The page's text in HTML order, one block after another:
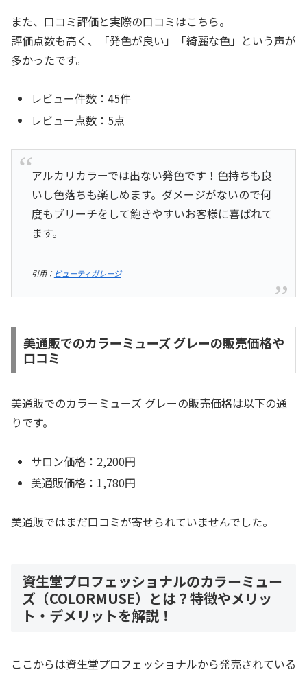
また、口コミ評価と実際の口コミはこちら。
評価点数も高く、「発色が良い」「綺麗な色」という声が
多かったです。
レビュー件数：45件
レビュー点数：5点
アルカリカラーでは出ない発色です！色持ちも良
いし色落ちも楽しめます。ダメージがないので何
度もブリーチをして飽きやすいお客様に喜ばれて
ます。
引用： ビューティガレージ
美通販でのカラーミューズ グレーの販売価格や
口コミ
美通販でのカラーミューズ グレーの販売価格は以下の通
りです。
サロン価格：2,200円
美通販価格：1,780円
美通販ではまだ口コミが寄せられていませんでした。
資生堂プロフェッショナルのカラーミュー
ズ（COLORMUSE）とは？特徴やメリッ
ト・デメリットを解説！
ここからは資生堂プロフェッショナルから発売されている